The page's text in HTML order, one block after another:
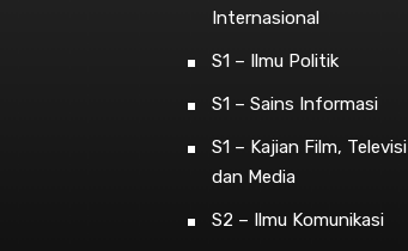
Internasional
S1 – Ilmu Politik
S1 – Sains Informasi
S1 – Kajian Film, Televisi
dan Media
S2 – Ilmu Komunikasi